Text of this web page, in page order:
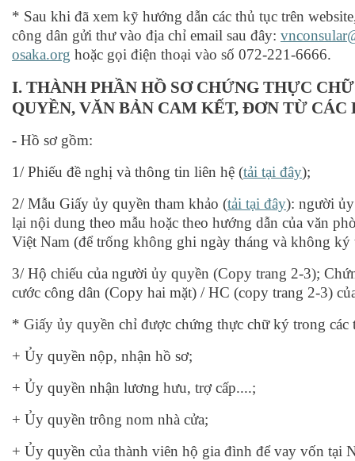
* Sau khi đã xem kỹ hướng dẫn các thủ tục trên
công dân gửi thư vào địa chỉ email sau đây:
osaka.org hoặc gọi điện thoại vào số 072-221-6666.
I. THÀNH PHẦN HỒ SƠ CHỨNG THỰC
QUYỀN, VĂN BẢN CAM KẾT, ĐƠN TỪ CÁC
- Hồ sơ gồm:
1/ Phiếu đề nghị và thông tin liên hệ (tải tại đây);
2/ Mẫu Giấy ủy quyền tham khảo (tải tại đây): người
lại nội dung theo mẫu hoặc theo hướng dẫn của văn
Việt Nam (để trống không ghi ngày tháng và không ký
3/ Hộ chiếu của người ủy quyền (Copy trang 2-3);
cước công dân (Copy hai mặt) / HC (copy trang 2-3)
* Giấy ủy quyền chỉ được chứng thực chữ ký trong các
+ Ủy quyền nộp, nhận hồ sơ;
+ Ủy quyền nhận lương hưu, trợ cấp....;
+ Ủy quyền trông nom nhà cửa;
+ Ủy quyền của thành viên hộ gia đình để vay vốn tại